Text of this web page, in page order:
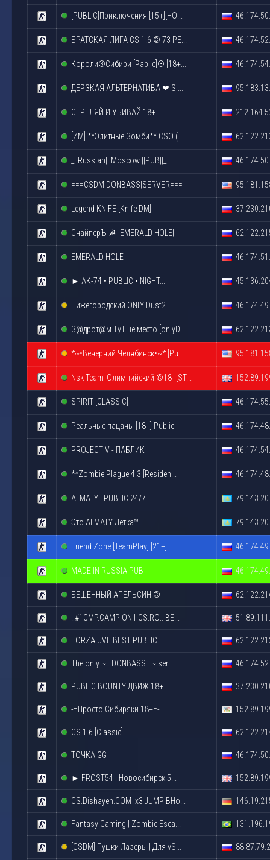
[PUBLIC]Приключения [15+][НО...
БРАТСКАЯ ЛИГА CS 1.6 © 73 РЕ...
Короли®Сибири [Pablic]® [18+...
ДЕРЗКАЯ АЛЬТЕРНАТИВА ❤ SI...
СТРЕЛЯЙ И УБИВАЙ 18+
[ZM] **Элитныe Зoмби** CSO (...
_||Russian|| Moscow ||PUB||_
===CSDM|DONBASS|SERVER===
Legend KNIFE [Knife DM]
СнайперЪ ☭ |EMERALD HOLE|
EMERALD HOLE
► AK-74 • PUBLIC • NIGHT...
Нижегородский ONLY Dust2
З@дрот@м ТyТ не место [onlyD...
*~•Вечерний Челябинск•~* [Pu...
Nsk Team_Олимпийский.©18+[ST...
SPIRIT [CLASSIC]
Реальные пацаны [18+] Public
PROJECT V - ПАБЛИК
**Zombie Plague 4.3 [Residen...
ALMATY | PUBLIC 24/7
Это ALMATY Детка™
Friend Zone [TeamPlay] [21+]
MADE IN RUSSIA PUB
БЕШЕННЫЙ АПЕЛЬСИН ©
.:#1CMP.CAMPIONII-CS.RO:. BE...
FORZA UVE BEST PUBLIC
The only ~.::DONBASS::.~ ser...
PUBLIC BOUNTY ДВИЖ 18+
-=Просто Сибиряки 18+=-
CS 1.6 [Classic]
ТОЧКА GG
► FROST54 | Новосибирск 5...
CS.Dishayen.COM |x3 JUMP|BHo...
Fantasy Gaming | Zombie Esca...
[CSDM] Пушки Лазеры | Для vS...